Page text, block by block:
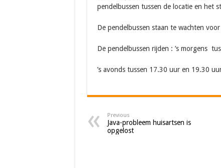
pendelbussen tussen de locatie en het
De pendelbussen staan te wachten
De pendelbussen rijden : ’s morgens
’s avonds tussen 17.30 uur en 19.30
Previous
Java-probleem huisartsen is
opgelost